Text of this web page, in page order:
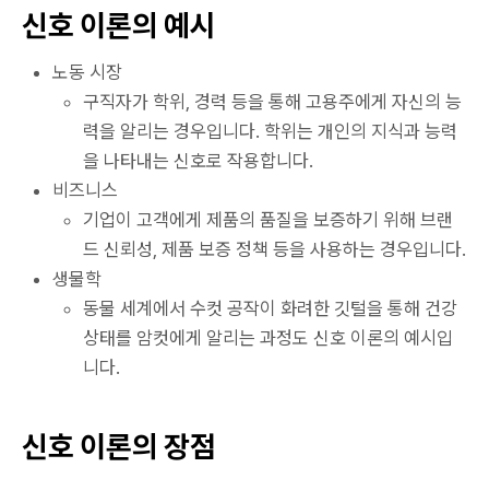
신호 이론의 예시
노동 시장
구직자가 학위, 경력 등을 통해 고용주에게 자신의 능
력을 알리는 경우입니다. 학위는 개인의 지식과 능력
을 나타내는 신호로 작용합니다.
비즈니스
기업이 고객에게 제품의 품질을 보증하기 위해 브랜
드 신뢰성, 제품 보증 정책 등을 사용하는 경우입니다.
생물학
동물 세계에서 수컷 공작이 화려한 깃털을 통해 건강
상태를 암컷에게 알리는 과정도 신호 이론의 예시입
니다.
신호 이론의 장점